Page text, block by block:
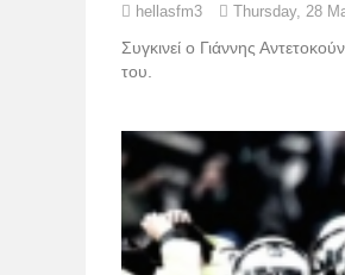
hellasfm3 Thursday, 28
Συγκινεί ο Γιάννης
του.